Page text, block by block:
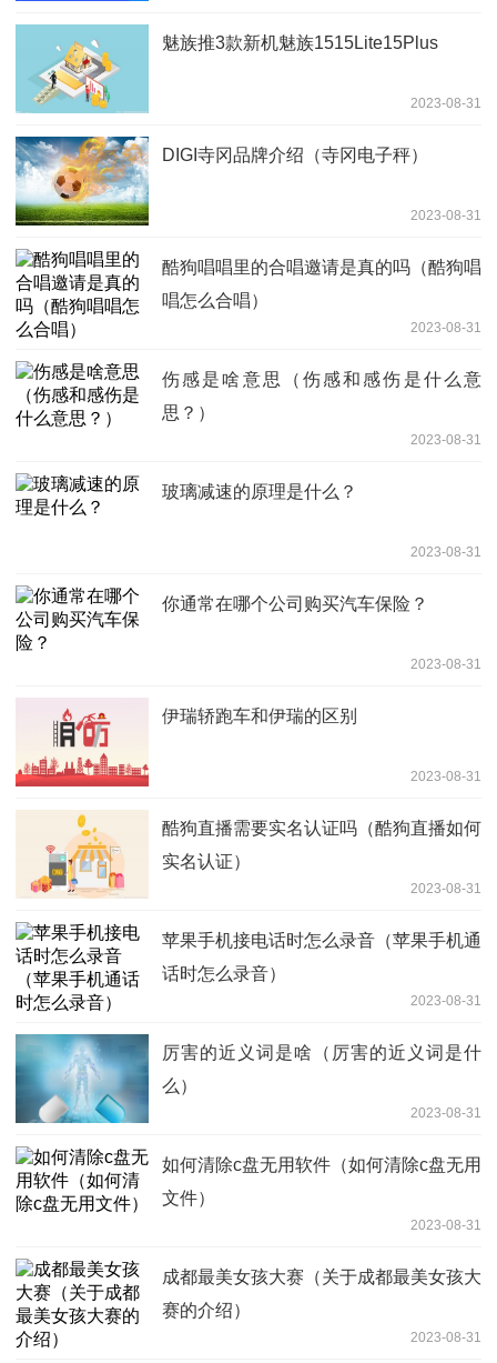
魅族推3款新机魅族1515Lite15Plus
2023-08-31
DIGI寺冈品牌介绍（寺冈电子秤）
2023-08-31
酷狗唱唱里的合唱邀请是真的吗（酷狗唱
唱怎么合唱）
2023-08-31
伤感是啥意思（伤感和感伤是什么意
思？）
2023-08-31
玻璃减速的原理是什么？
2023-08-31
你通常在哪个公司购买汽车保险？
2023-08-31
伊瑞轿跑车和伊瑞的区别
2023-08-31
酷狗直播需要实名认证吗（酷狗直播如何
实名认证）
2023-08-31
苹果手机接电话时怎么录音（苹果手机通
话时怎么录音）
2023-08-31
厉害的近义词是啥（厉害的近义词是什
么）
2023-08-31
如何清除c盘无用软件（如何清除c盘无用
文件）
2023-08-31
成都最美女孩大赛（关于成都最美女孩大
赛的介绍）
2023-08-31